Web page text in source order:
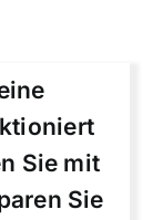
Sie mit
Sie